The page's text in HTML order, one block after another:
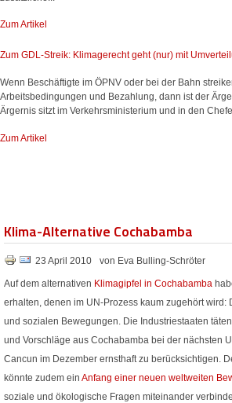
Zum Artikel
Zum GDL-Streik: Klimagerecht geht (nur) mit
Wenn Beschäftigte im ÖPNV oder bei der Bahn
Arbeitsbedingungen und Bezahlung, dann ist der
Ärgernis sitzt im Verkehrsministerium und in den
Zum Artikel
Klima-Alternative Cochabamba
23 April 2010 von Eva Bulling-Schröter
Auf dem alternativen Klimagipfel in Cochabamba
erhalten, denen im UN-Prozess kaum zugehört wird:
und sozialen Bewegungen. Die Industriestaaten
und Vorschläge aus Cochabamba bei der nächsten
Cancun im Dezember ernsthaft zu berücksichtigen.
könnte zudem ein Anfang einer neuen weltweiten
soziale und ökologische Fragen miteinander